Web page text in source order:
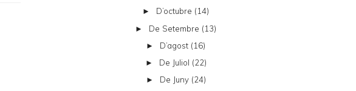
► D’octubre (14)
► De Setembre (13)
► D’agost (16)
► De Juliol (22)
► De Juny (24)